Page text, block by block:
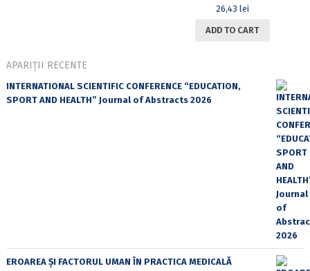
26,43 lei
ADD TO CART
APARIȚII RECENTE
INTERNATIONAL SCIENTIFIC CONFERENCE “EDUCATION,
SPORT AND HEALTH” Journal of Abstracts 2026
EROAREA ȘI FACTORUL UMAN ÎN PRACTICA MEDICALĂ